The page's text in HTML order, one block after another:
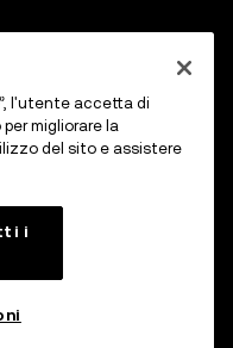
l'utente accetta di
migliorare la
del sito e assistere
i